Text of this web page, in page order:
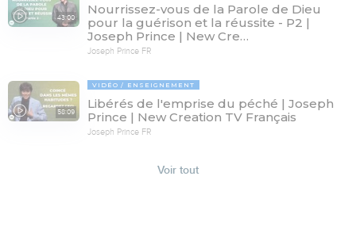
43:00
Nourrissez-vous de la Parole de Dieu
pour la guérison et la réussite - P2 |
Joseph Prince | New Cre…
Joseph Prince FR
58:09
VIDÉO ENSEIGNEMENT
Libérés de l'emprise du péché | Joseph
Prince | New Creation TV Français
Joseph Prince FR
Voir tout